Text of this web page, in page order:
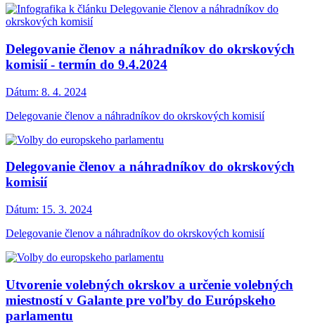
Delegovanie členov a náhradníkov do okrskových
komisií - termín do 9.4.2024
Dátum: 8. 4. 2024
Delegovanie členov a náhradníkov do okrskových komisií
Delegovanie členov a náhradníkov do okrskových
komisií
Dátum: 15. 3. 2024
Delegovanie členov a náhradníkov do okrskových komisií
Utvorenie volebných okrskov a určenie volebných
miestností v Galante pre voľby do Európskeho
parlamentu